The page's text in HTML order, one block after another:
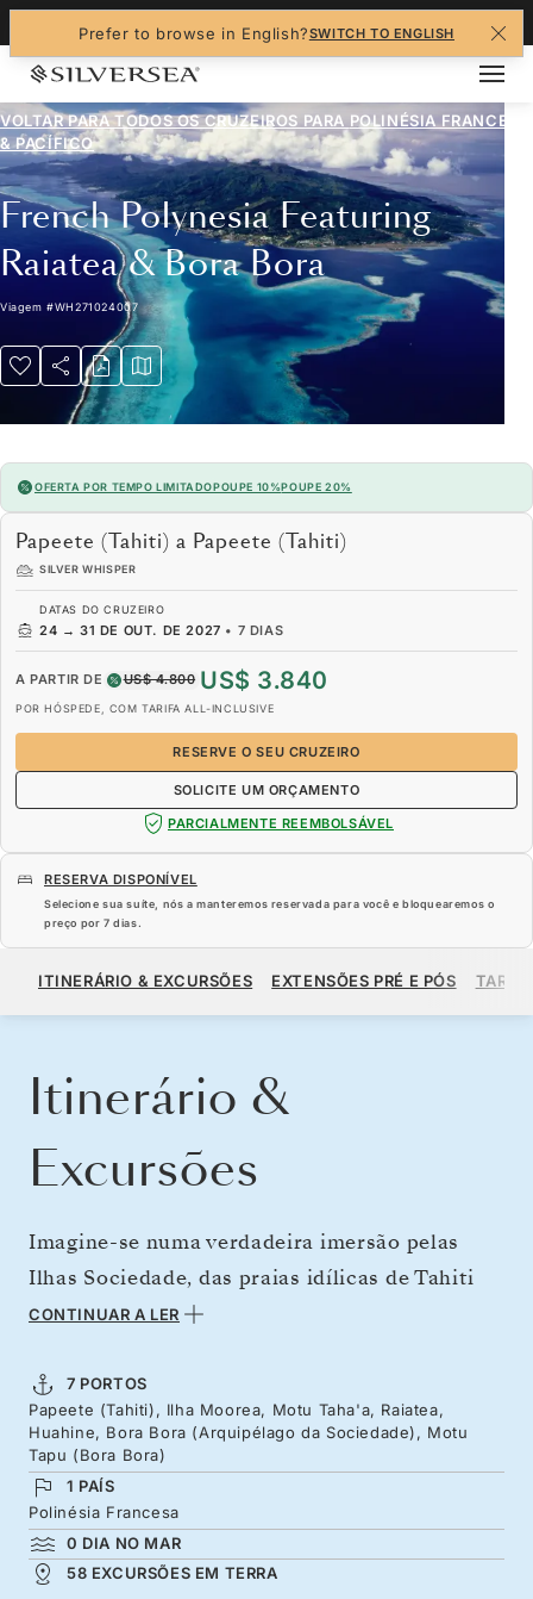
Prefer to browse in English?SWITCH TO ENGLISH
VOLTAR PARA TODOS OS CRUZEIROS PARA POLINÉSIA FRANCESA
& PACÍFICO
French Polynesia Featuring
Raiatea & Bora Bora
Viagem #WH271024007
OFERTA POR TEMPO LIMITADOPOUPE 10%POUPE 20%
Papeete (Tahiti) a Papeete (Tahiti)
SILVER WHISPER
DATAS DO CRUZEIRO
24 → 31 DE OUT. DE 2027 • 7 DIAS
A PARTIR DE US$ 4.800 US$ 3.840
POR HÓSPEDE, COM TARIFA ALL-INCLUSIVE
RESERVE O SEU CRUZEIRO
SOLICITE UM ORÇAMENTO
PARCIALMENTE REEMBOLSÁVEL
RESERVA DISPONÍVEL
Selecione sua suíte, nós a manteremos reservada para você e bloquearemos o
preço por 7 dias.
A PARTIR DE US$ 3.840
ITINERÁRIO & EXCURSÕES EXTENSÕES PRÉ E PÓS
Itinerário &
Excursões
Imagine-se numa verdadeira imersão pelas
Ilhas Sociedade, das praias idílicas de Tahiti
até aos picos dramáticos de Moorea e à areia
sagrado de Raiatea, pelas vistas estonteantes
de Huahine e pela icónica lagoa de Bora Bora e
os seus icónicos bungalows de colmo. As
estadias prolongadas entre os picos
verdejantes e as praias idílicas de Raiatea e
Bora Bora aprimoram a sua viagem e
CONTINUAR A LER
7 PORTOS
Papeete (Tahiti), Ilha Moorea, Motu Taha'a, Raiatea,
Huahine, Bora Bora (Arquipélago da Sociedade), Motu
Tapu (Bora Bora)
1 PAÍS
Polinésia Francesa
0 DIA NO MAR
58 EXCURSÕES EM TERRA